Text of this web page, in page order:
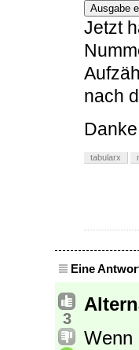
Ausgabe
Jetzt
nach
Danke
tabularx
Eine
3
Wenn